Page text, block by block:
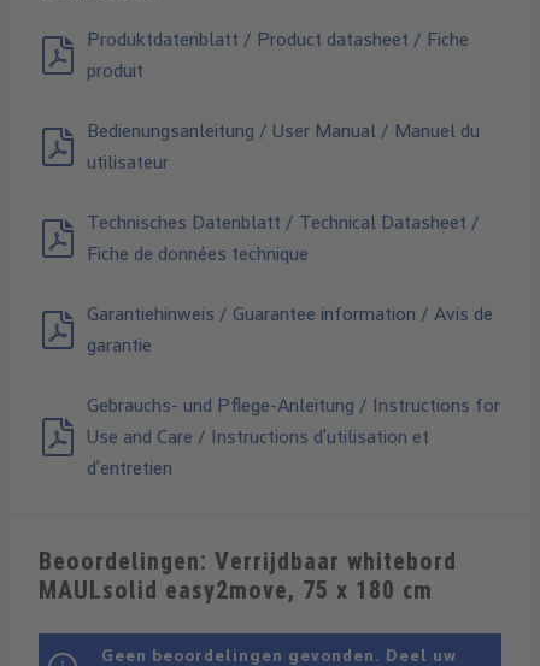
Produktdatenblatt / Product datasheet / Fiche
produit
Bedienungsanleitung / User Manual / Manuel du
utilisateur
Technisches Datenblatt / Technical Datasheet /
Fiche de données technique
Garantiehinweis / Guarantee information / Avis de
garantie
Gebrauchs- und Pflege-Anleitung / Instructions for
Use and Care / Instructions d’utilisation et
d’entretien
Beoordelingen: Verrijdbaar whitebord
MAULsolid easy2move, 75 x 180 cm
Geen beoordelingen gevonden. Deel uw